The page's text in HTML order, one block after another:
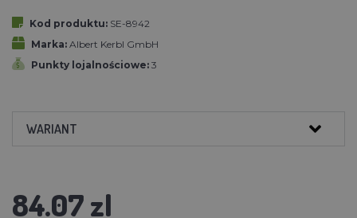
Kod produktu: SE-8942
Marka: Albert Kerbl GmbH
Punkty lojalnościowe: 3
WARIANT
84.07 zl